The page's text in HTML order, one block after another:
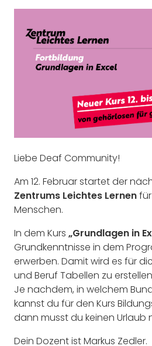
Liebe Deaf Community!
Am 12. Februar startet der
Zentrums Leichtes Lernen
Menschen.
In dem Kurs „Grundlagen in
Grundkenntnisse in dem
erwerben. Damit wird es für
und Beruf Tabellen zu
Je nachdem, in welchem
kannst du für den Kurs
dann musst du keinen Urlaub
Dein Dozent ist Markus Zedler.